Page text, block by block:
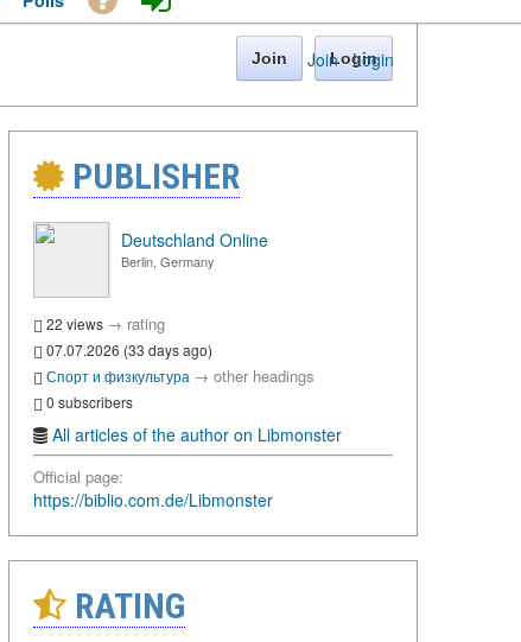
Join · Login
Join Login
PUBLISHER
Deutschland Online
Berlin, Germany
22 views → rating
07.07.2026 (33 days ago)
Спорт и физкультура → other headings
0 subscribers
All articles of the author on Libmonster
Official page:
https://biblio.com.de/Libmonster
RATING